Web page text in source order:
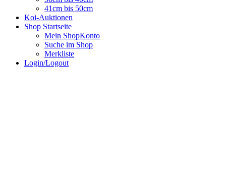
41cm bis 50cm
Koi-Auktionen
Shop Startseite
Mein ShopKonto
Suche im Shop
Merkliste
Login/Logout